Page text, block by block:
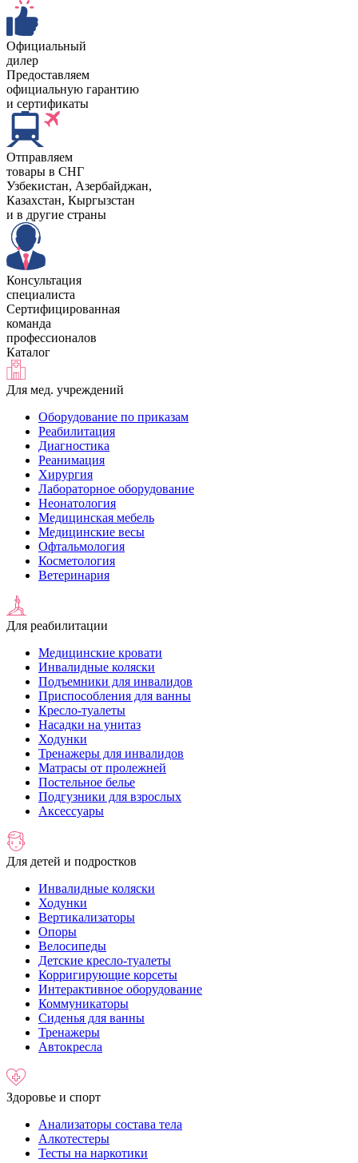
Официальный
дилер
Предоставляем
официальную гарантию
и сертификаты
Отправляем
товары в СНГ
Узбекистан, Aзербайджан,
Казахстан, Кыргызстан
и в другие страны
Консультация
специалиста
Сертифицированная
команда
профессионалов
Каталог
Для мед. учреждений
Оборудование по приказам
Реабилитация
Диагностика
Реанимация
Хирургия
Лабораторное оборудование
Неонатология
Медицинская мебель
Медицинские весы
Офтальмология
Косметология
Ветеринария
Для реабилитации
Медицинские кровати
Инвалидные коляски
Подъемники для инвалидов
Приспособления для ванны
Кресло-туалеты
Насадки на унитаз
Ходунки
Тренажеры для инвалидов
Матрасы от пролежней
Постельное белье
Подгузники для взрослых
Аксессуары
Для детей и подростков
Инвалидные коляски
Ходунки
Вертикализаторы
Опоры
Велосипеды
Детские кресло-туалеты
Корригирующие корсеты
Интерактивное оборудование
Коммуникаторы
Сиденья для ванны
Тренажеры
Автокресла
Здоровье и спорт
Анализаторы состава тела
Алкотестеры
Тесты на наркотики